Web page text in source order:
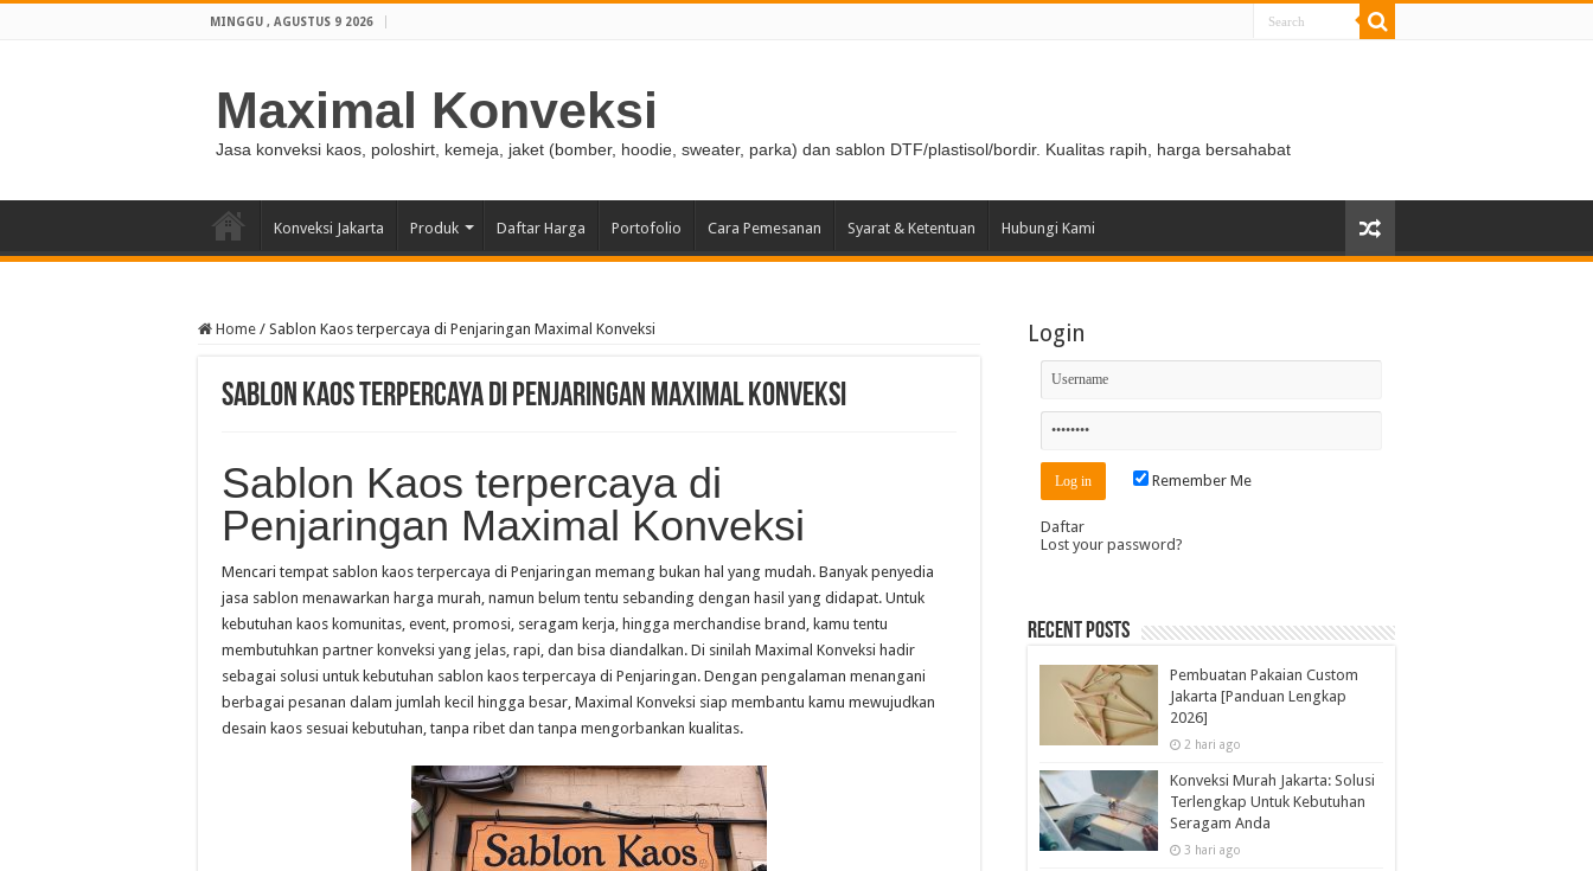
MINGGU , AGUSTUS 9 2026
Maximal Konveksi
Jasa konveksi kaos, poloshirt, kemeja, jaket (bomber, hoodie, sweater, parka) dan sablon DTF/plastisol/bordir. Kualitas rapih, harga bersahabat
Konveksi Jakarta Produk Daftar Harga Portofolio Cara Pemesanan Syarat & Ketentuan Hubungi Kami
Home / Sablon Kaos terpercaya di Penjaringan Maximal Konveksi
Sablon Kaos terpercaya di Penjaringan Maximal Konveksi
Sablon Kaos terpercaya di
Penjaringan Maximal Konveksi
Mencari tempat sablon kaos terpercaya di Penjaringan memang bukan hal yang mudah. Banyak penyedia
jasa sablon menawarkan harga murah, namun belum tentu sebanding dengan hasil yang didapat. Untuk
kebutuhan kaos komunitas, event, promosi, seragam kerja, hingga merchandise brand, kamu tentu
membutuhkan partner konveksi yang jelas, rapi, dan bisa diandalkan. Di sinilah Maximal Konveksi hadir
sebagai solusi untuk kebutuhan sablon kaos terpercaya di Penjaringan. Dengan pengalaman menangani
berbagai pesanan dalam jumlah kecil hingga besar, Maximal Konveksi siap membantu kamu mewujudkan
desain kaos sesuai kebutuhan, tanpa ribet dan tanpa mengorbankan kualitas.
Login
Remember Me
Daftar
Lost your password?
Recent Posts
Pembuatan Pakaian Custom
Jakarta [Panduan Lengkap
2026]
2 hari ago
Konveksi Murah Jakarta: Solusi
Terlengkap Untuk Kebutuhan
Seragam Anda
3 hari ago